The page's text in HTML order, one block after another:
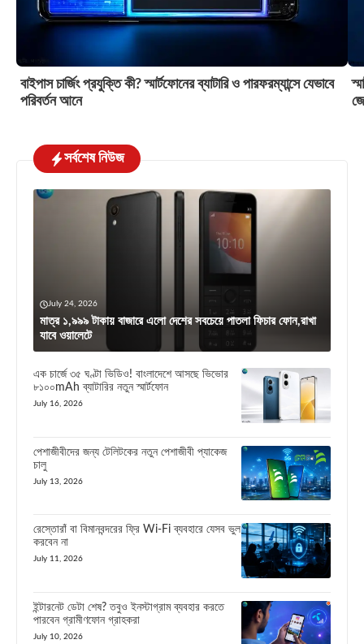
বাইপাস চার্জিং প্রযুক্তি কী? স্মার্টফোনের ব্যাটারি ও পারফরম্যান্সে যেভাবে
পরিবর্তন আনে
সর্বশেষ নিউজ
July 24, 2026
মাত্র ১,৯৯৯ টাকায় বাজারে এলো দেশের সবচেয়ে পাতলা ফিচার ফোন,রাখা
যাবে ওয়ালেটে
এক চার্জে ৩৫ ঘণ্টা ভিডিও! বাংলাদেশে আসছে ভিভোর
৮১০০mAh ব্যাটারির নতুন স্মার্টফোন
July 16, 2026
পেশাজীবীদের জন্য টেলিটকের নতুন পেশাজীবী প্যাকেজ
চালু
July 13, 2026
রেস্তোরাঁ বা বিমানবন্দরের ফ্রি Wi-Fi ব্যবহারে যেসব ভুল
করবেন না
July 11, 2026
ইন্টারনেট ডেটা শেষ? তবুও ইনস্টাগ্রাম ব্যবহার করতে
পারবেন গ্রামীণফোন গ্রাহকরা
July 10, 2026